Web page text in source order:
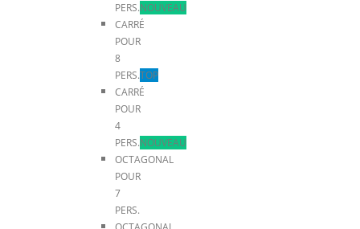
PERS.NOUVEAU
CARRÉ
POUR
8
PERS.TOP
CARRÉ
POUR
4
PERS.NOUVEAU
OCTAGONAL
POUR
7
PERS.